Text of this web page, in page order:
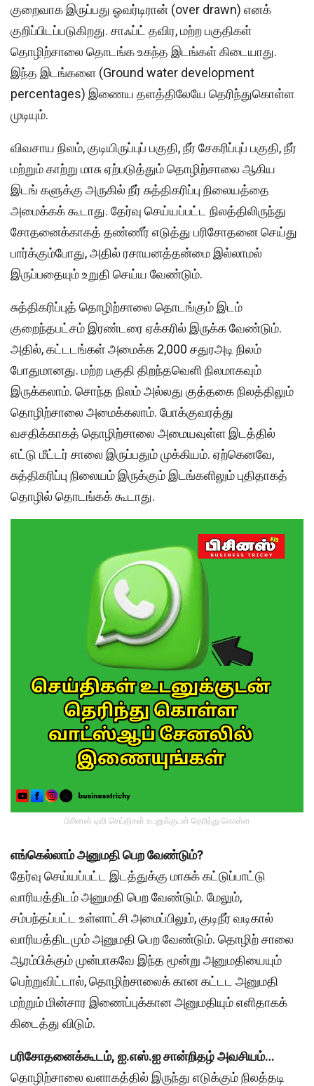
குறைவாக இருப்பது ஓவர்டிரான் (over drawn) எனக்
குறிப்பிடப்படுகிறது. சாஃப்ட் தவிர, மற்ற பகுதிகள்
தொழிற்சாலை தொடங்க உகந்த இடங்கள் கிடையாது.
இந்த இடங்களை (Ground water development
percentages) இணைய தளத்திலேயே தெரிந்துகொள்ள
முடியும்.
விவசாய நிலம், குடியிருப்புப் பகுதி, நீர் சேகரிப்புப் பகுதி, நீர்
மற்றும் காற்று மாசு ஏற்படுத்தும் தொழிற்சாலை ஆகிய
இடங் களுக்கு அருகில் நீர் சுத்திகரிப்பு நிலையத்தை
அமைக்கக் கூடாது. தேர்வு செய்யப்பட்ட நிலத்திலிருந்து
சோதனைக்காகத் தண்ணீர் எடுத்து பரிசோதனை செய்து
பார்க்கும்போது, அதில் ரசாயனத்தன்மை இல்லாமல்
இருப்பதையும் உறுதி செய்ய வேண்டும்.
சுத்திகரிப்புத் தொழிற்சாலை தொடங்கும் இடம்
குறைந்தபட்சம் இரண்டரை ஏக்கரில் இருக்க வேண்டும்.
அதில், கட்டடங்கள் அமைக்க 2,000 சதுரஅடி நிலம்
போதுமானது. மற்ற பகுதி திறந்தவெளி நிலமாகவும்
இருக்கலாம். சொந்த நிலம் அல்லது குத்தகை நிலத்திலும்
தொழிற்சாலை அமைக்கலாம். போக்குவரத்து
வசதிக்காகத் தொழிற்சாலை அமையவுள்ள இடத்தில்
எட்டு மீட்டர் சாலை இருப்பதும் முக்கியம். ஏற்கெனவே,
சுத்திகரிப்பு நிலையம் இருக்கும் இடங்களிலும் புதிதாகத்
தொழில் தொடங்கக் கூடாது.
பிசினஸ் டிவி செய்திகள் உடனுக்குடன் தெரிந்து கொள்ள
எங்கெல்லாம் அனுமதி பெற வேண்டும்?
தேர்வு செய்யப்பட்ட இடத்துக்கு மாசுக் கட்டுப்பாட்டு
வாரியத்திடம் அனுமதி பெற வேண்டும். மேலும்,
சம்பந்தப்பட்ட உள்ளாட்சி அமைப்பிலும், குடிநீர் வடிகால்
வாரியத்திடமும் அனுமதி பெற வேண்டும். தொழிற் சாலை
ஆரம்பிக்கும் முன்பாகவே இந்த மூன்று அனுமதியையும்
பெற்றுவிட்டால், தொழிற்சாலைக் கான கட்டட அனுமதி
மற்றும் மின்சார இணைப்புக்கான அனுமதியும் எளிதாகக்
கிடைத்து விடும்.
பரிசோதனைக்கூடம், ஐ.எஸ்.ஐ சான்றிதழ் அவசியம்…
தொழிற்சாலை வளாகத்தில் இருந்து எடுக்கும் நிலத்தடி